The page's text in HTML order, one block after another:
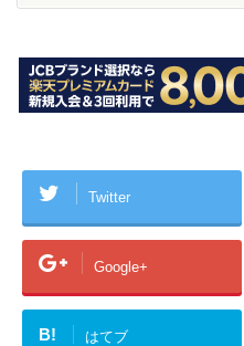
Twitter
Google+
B! はてブ